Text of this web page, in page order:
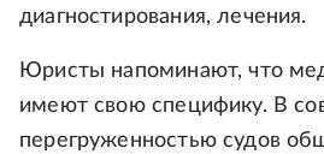
диагностирования, лечения.
Юристы напоминают, что
имеют свою специфику. В
перегруженностью судов